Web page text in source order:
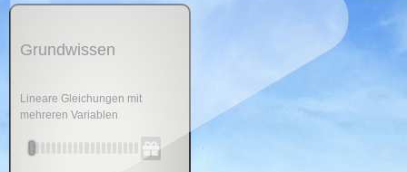
Grundwissen
Lineare Gleichungen mit
mehreren Variablen